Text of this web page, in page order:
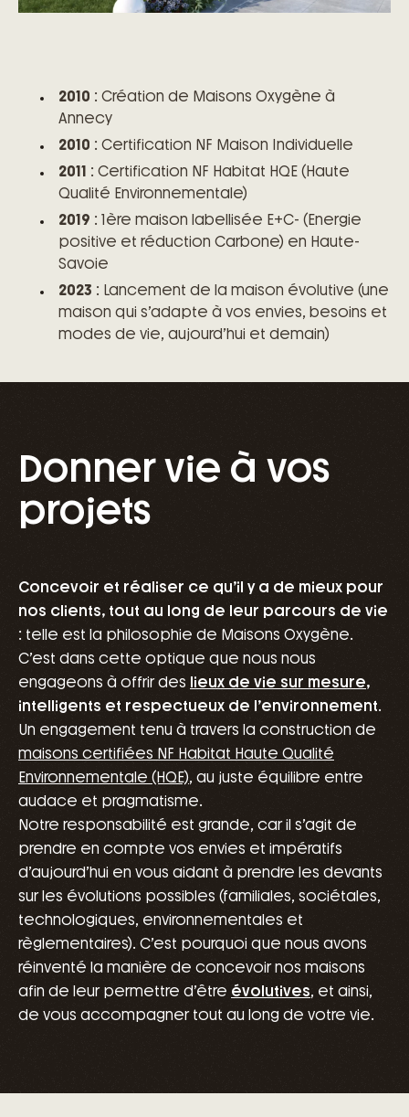
2010 : Création de Maisons Oxygène à
Annecy
2010 : Certification NF Maison Individuelle
2011 : Certification NF Habitat HQE (Haute
Qualité Environnementale)
2019 : 1ère maison labellisée E+C- (Energie
positive et réduction Carbone) en Haute-
Savoie
2023 : Lancement de la maison évolutive (une
maison qui s’adapte à vos envies, besoins et
modes de vie, aujourd’hui et demain)
Donner vie à vos
projets
Concevoir et réaliser ce qu’il y a de mieux pour
nos clients, tout au long de leur parcours de vie
: telle est la philosophie de Maisons Oxygène.
C’est dans cette optique que nous nous
engageons à offrir des lieux de vie sur mesure,
intelligents et respectueux de l’environnement.
Un engagement tenu à travers la construction de
maisons certifiées NF Habitat Haute Qualité
Environnementale (HQE), au juste équilibre entre
audace et pragmatisme.
Notre responsabilité est grande, car il s’agit de
prendre en compte vos envies et impératifs
d’aujourd’hui en vous aidant à prendre les devants
sur les évolutions possibles (familiales, sociétales,
technologiques, environnementales et
règlementaires). C’est pourquoi que nous avons
réinventé la manière de concevoir nos maisons
afin de leur permettre d’être évolutives, et ainsi,
de vous accompagner tout au long de votre vie.